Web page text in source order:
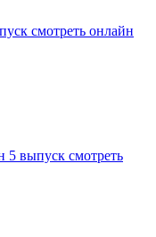
смотреть онлайн
5 выпуск смотреть